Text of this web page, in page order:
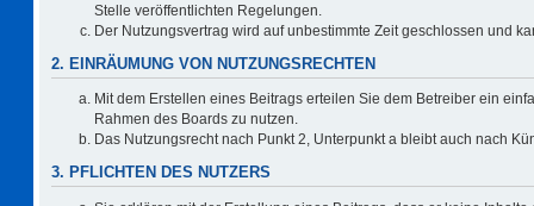
Stelle veröffentlichten Regelungen.
Der Nutzungsvertrag wird auf unbestimmte Zeit geschlossen und
2. EINRÄUMUNG VON NUTZUNGSRECHTEN
Mit dem Erstellen eines Beitrags erteilen Sie dem Betreiber ein
Rahmen des Boards zu nutzen.
Das Nutzungsrecht nach Punkt 2, Unterpunkt a bleibt auch nach
3. PFLICHTEN DES NUTZERS